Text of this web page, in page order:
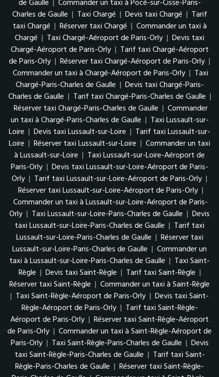
de Gaulle | Commander un taxi à Pocé-sur-Cisse-Paris-
Charles de Gaulle | Taxi Chargé | Devis taxi Chargé | Tarif
taxi Chargé | Réserver taxi Chargé | Commander un taxi à
Chargé | Taxi Chargé-Aéroport de Paris-Orly | Devis taxi
Chargé-Aéroport de Paris-Orly | Tarif taxi Chargé-Aéroport
de Paris-Orly | Réserver taxi Chargé-Aéroport de Paris-Orly |
Commander un taxi à Chargé-Aéroport de Paris-Orly | Taxi
Chargé-Paris-Charles de Gaulle | Devis taxi Chargé-Paris-
Charles de Gaulle | Tarif taxi Chargé-Paris-Charles de Gaulle |
Réserver taxi Chargé-Paris-Charles de Gaulle | Commander
un taxi à Chargé-Paris-Charles de Gaulle | Taxi Lussault-sur-
Loire | Devis taxi Lussault-sur-Loire | Tarif taxi Lussault-sur-
Loire | Réserver taxi Lussault-sur-Loire | Commander un taxi
à Lussault-sur-Loire | Taxi Lussault-sur-Loire-Aéroport de
Paris-Orly | Devis taxi Lussault-sur-Loire-Aéroport de Paris-
Orly | Tarif taxi Lussault-sur-Loire-Aéroport de Paris-Orly |
Réserver taxi Lussault-sur-Loire-Aéroport de Paris-Orly |
Commander un taxi à Lussault-sur-Loire-Aéroport de Paris-
Orly | Taxi Lussault-sur-Loire-Paris-Charles de Gaulle | Devis
taxi Lussault-sur-Loire-Paris-Charles de Gaulle | Tarif taxi
Lussault-sur-Loire-Paris-Charles de Gaulle | Réserver taxi
Lussault-sur-Loire-Paris-Charles de Gaulle | Commander un
taxi à Lussault-sur-Loire-Paris-Charles de Gaulle | Taxi Saint-
Règle | Devis taxi Saint-Règle | Tarif taxi Saint-Règle |
Réserver taxi Saint-Règle | Commander un taxi à Saint-Règle
| Taxi Saint-Règle-Aéroport de Paris-Orly | Devis taxi Saint-
Règle-Aéroport de Paris-Orly | Tarif taxi Saint-Règle-
Aéroport de Paris-Orly | Réserver taxi Saint-Règle-Aéroport
de Paris-Orly | Commander un taxi à Saint-Règle-Aéroport de
Paris-Orly | Taxi Saint-Règle-Paris-Charles de Gaulle | Devis
taxi Saint-Règle-Paris-Charles de Gaulle | Tarif taxi Saint-
Règle-Paris-Charles de Gaulle | Réserver taxi Saint-Règle-